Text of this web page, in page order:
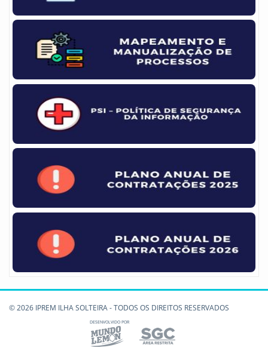
© 2026 IPREM ILHA SOLTEIRA - TODOS OS DIREITOS RESERVADOS
DESENVOLVIDO POR